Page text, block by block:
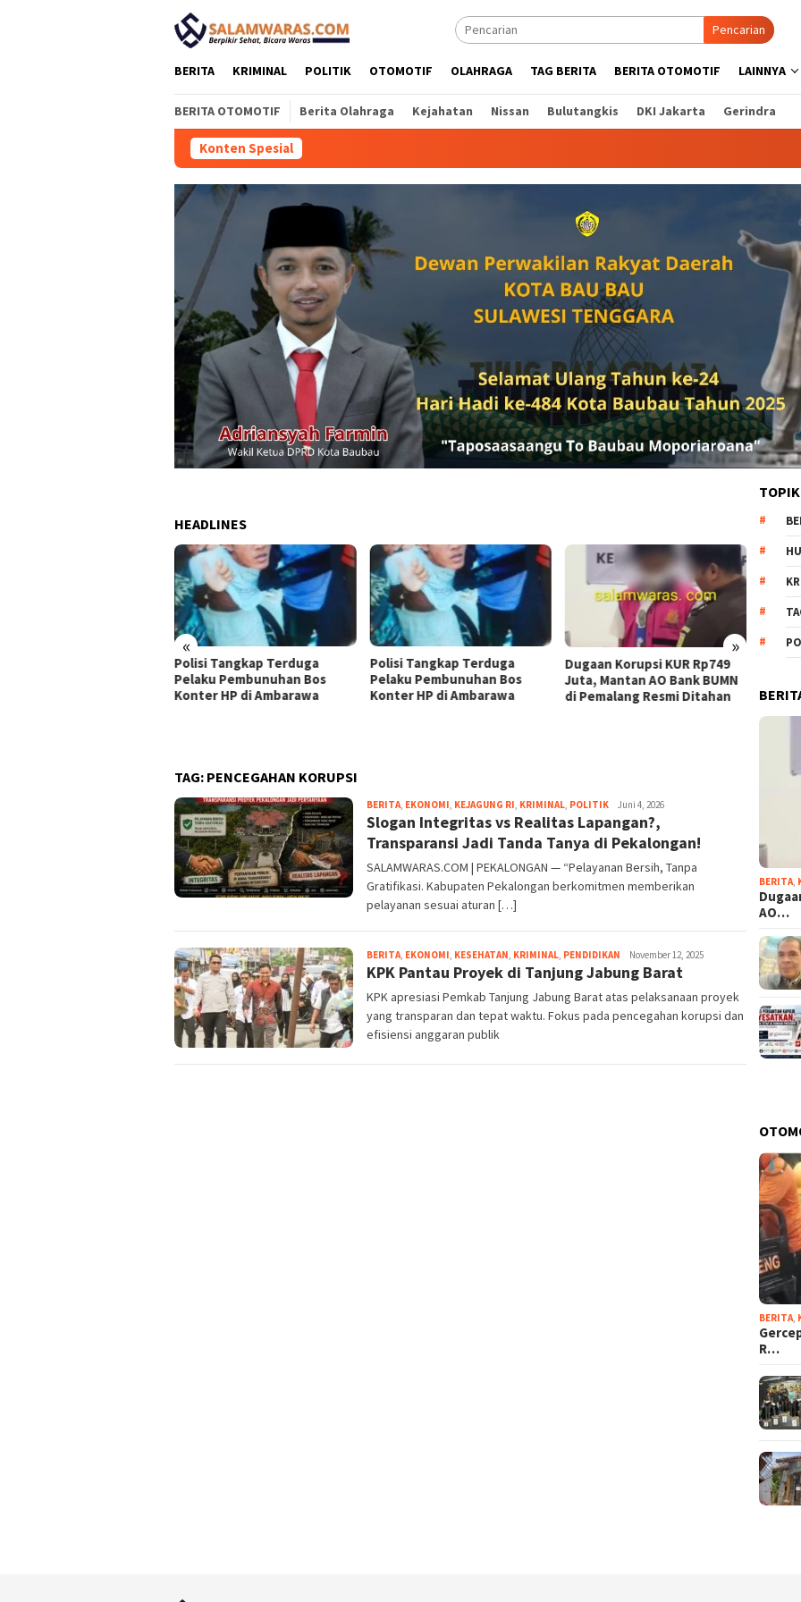
Pencarian
BERITA KRIMINAL POLITIK OTOMOTIF OLAHRAGA TAG BERITA BERITA OTOMOTIF LAINNYA
BERITA OTOMOTIF Berita Olahraga Kejahatan Nissan Bulutangkis DKI Jakarta Gerindra
Konten Spesial
HEADLINES
« »
Polisi Tangkap Terduga
Pelaku Pembunuhan Bos
Konter HP di Ambarawa
Polisi Tangkap Terduga
Pelaku Pembunuhan Bos
Konter HP di Ambarawa
Dugaan Korupsi KUR Rp749
Juta, Mantan AO Bank BUMN
di Pemalang Resmi Ditahan
Pantang
demi Hak
TAG: PENCEGAHAN KORUPSI
BERITA, EKONOMI, KEJAGUNG RI, KRIMINAL, POLITIK Jambul
Juni 4, 2026
Slogan Integritas vs Realitas Lapangan?,
Transparansi Jadi Tanda Tanya di Pekalongan!
SALAMWARAS.COM | PEKALONGAN — “Pelayanan Bersih, Tanpa
Gratifikasi. Kabupaten Pekalongan berkomitmen memberikan
pelayanan sesuai aturan […]
BERITA, EKONOMI, KESEHATAN, KRIMINAL, PENDIDIKAN Domo
November 12, 2025
KPK Pantau Proyek di Tanjung Jabung Barat
KPK apresiasi Pemkab Tanjung Jabung Barat atas pelaksanaan proyek
yang transparan dan tepat waktu. Fokus pada pencegahan korupsi dan
efisiensi anggaran publik
BERITA
AO…
BERITA
R…